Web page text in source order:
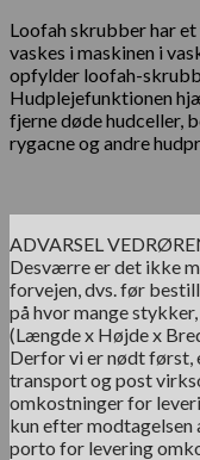
Loofah skrubber har
vaskes i maskinen i
opfylder loofah-
Hudplejefunktionen
fjerne døde hudceller,
rygacne og andre
ADVARSEL
Desværre er det ikke
forvejen, dvs. før
på hvor mange
(Længde x Højde x
Derfor vi er nødt først,
transport og post
omkostninger for
kun efter
porto for levering